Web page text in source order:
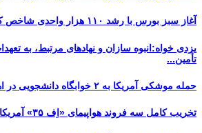
آغاز سبز بورس با رشد ۱۱۰ هزار واحدی شاخص کل
یزدی خواه:انبوه سازان و نهادهای مرتبط، به
تأمین...
حمله موشکی آمریکا به ۲ خوابگاه دانشجویی در اهواز
تخریب کامل سه فروند هواپیمای «اِف ۳۵» آمریکا توسط سپاه